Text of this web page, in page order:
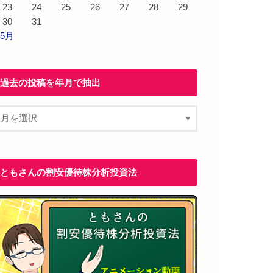
23 24 25 26 27 28
29
30
31
月
過去の投稿を年月で抽出
ともさんの割安優待株分析投資法